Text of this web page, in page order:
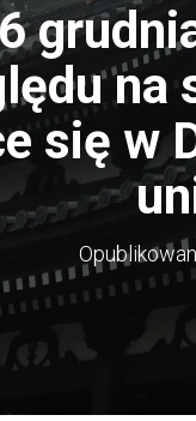
na
się w